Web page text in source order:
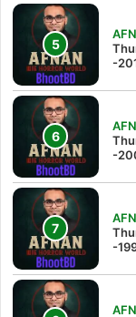
-
-
-